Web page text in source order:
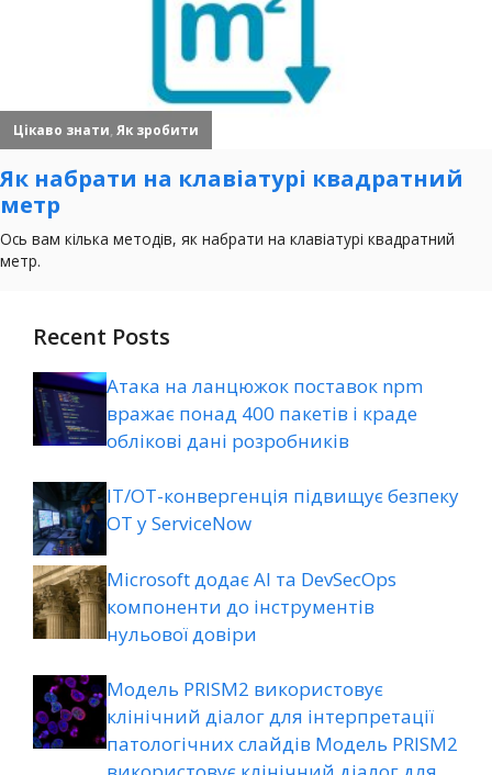
Recent Posts
Атака на ланцюжок поставок npm
вражає понад 400 пакетів і краде
облікові дані розробників
ІТ/ОТ-конвергенція підвищує безпеку
ОТ у ServiceNow
Microsoft додає AI та DevSecOps
компоненти до інструментів
нульової довіри
Модель PRISM2 використовує
клінічний діалог для інтерпретації
патологічних слайдів Модель PRISM2